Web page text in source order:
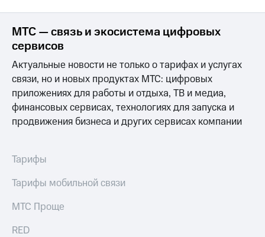
МТС — связь и экосистема цифровых
сервисов
Актуальные новости не только о тарифах и услугах
связи, но и новых продуктах МТС: цифровых
приложениях для работы и отдыха, ТВ и медиа,
финансовых сервисах, технологиях для запуска и
продвижения бизнеса и других сервисах компании
Тарифы
Тарифы мобильной связи
МТС Проще
RED